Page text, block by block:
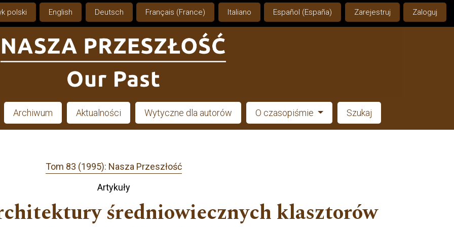
polski English Deutsch Français (France) Italiano Español (España) Zarejestruj Zaloguj
Archiwum Aktualności Wytyczne dla autorów O czasopiśmie Szukaj
Tom 83 (1995): Nasza Przeszłość
Artykuły
średniowiecznych klasztorów